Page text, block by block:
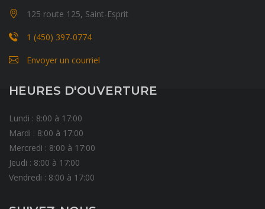
125 route 125, Saint-Esprit
1 (450) 397-0774
Envoyer un courriel
HEURES D'OUVERTURE
Lundi : 8:00 à 17:00
Mardi : 8:00 à 17:00
Mercredi : 8:00 à 17:00
Jeudi : 8:00 à 17:00
Vendredi : 8:00 à 17:00